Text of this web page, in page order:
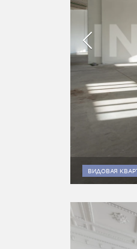
ВИДОВАЯ